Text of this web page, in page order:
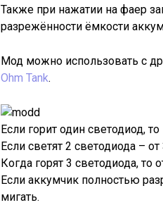
Также при нажатии на фаер
разрежённости ёмкости
Мод можно использовать с
Ohm Tank.
Если горит один светодиод,
Если светят 2 светодиода –
Когда горят 3 светодиода, то
Если аккумчик полностью
мигать.